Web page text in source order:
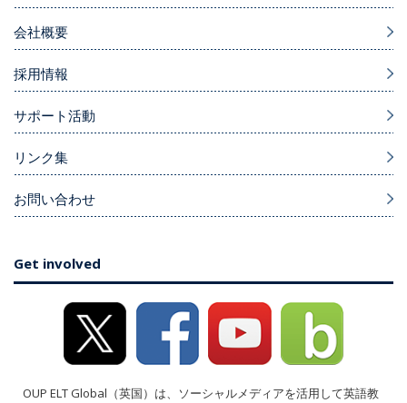
会社概要
採用情報
サポート活動
リンク集
お問い合わせ
Get involved
OUP ELT Global（英国）は、ソーシャルメディアを活用して英語教